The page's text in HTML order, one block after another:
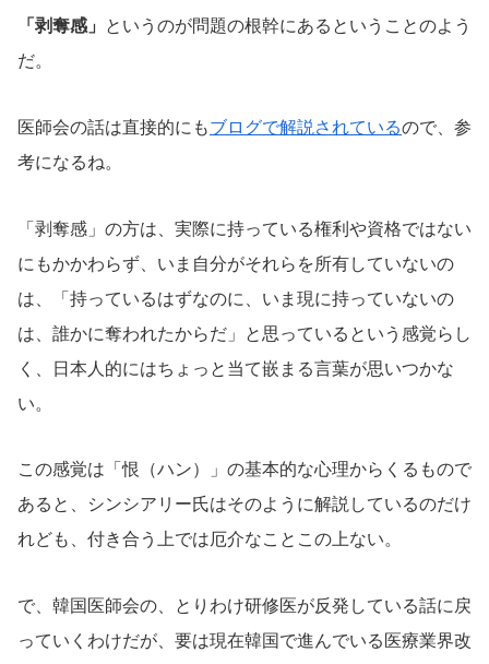
「剥奪感」
というのが問題の根幹にあるということのよう
だ。
医師会の話は直接的にもブログで解説されているので、参
考になるね。
「剥奪感」の方は、実際に持っている権利や資格ではない
にもかかわらず、いま自分がそれらを所有していないの
は、「持っているはずなのに、いま現に持っていないの
は、誰かに奪われたからだ」と思っているという感覚らし
く、日本人的にはちょっと当て嵌まる言葉が思いつかな
い。
この感覚は「恨（ハン）」の基本的な心理からくるもので
あると、シンシアリー氏はそのように解説しているのだけ
れども、付き合う上では厄介なことこの上ない。
で、韓国医師会の、とりわけ研修医が反発している話に戻
っていくわけだが、要は現在韓国で進んでいる医療業界改